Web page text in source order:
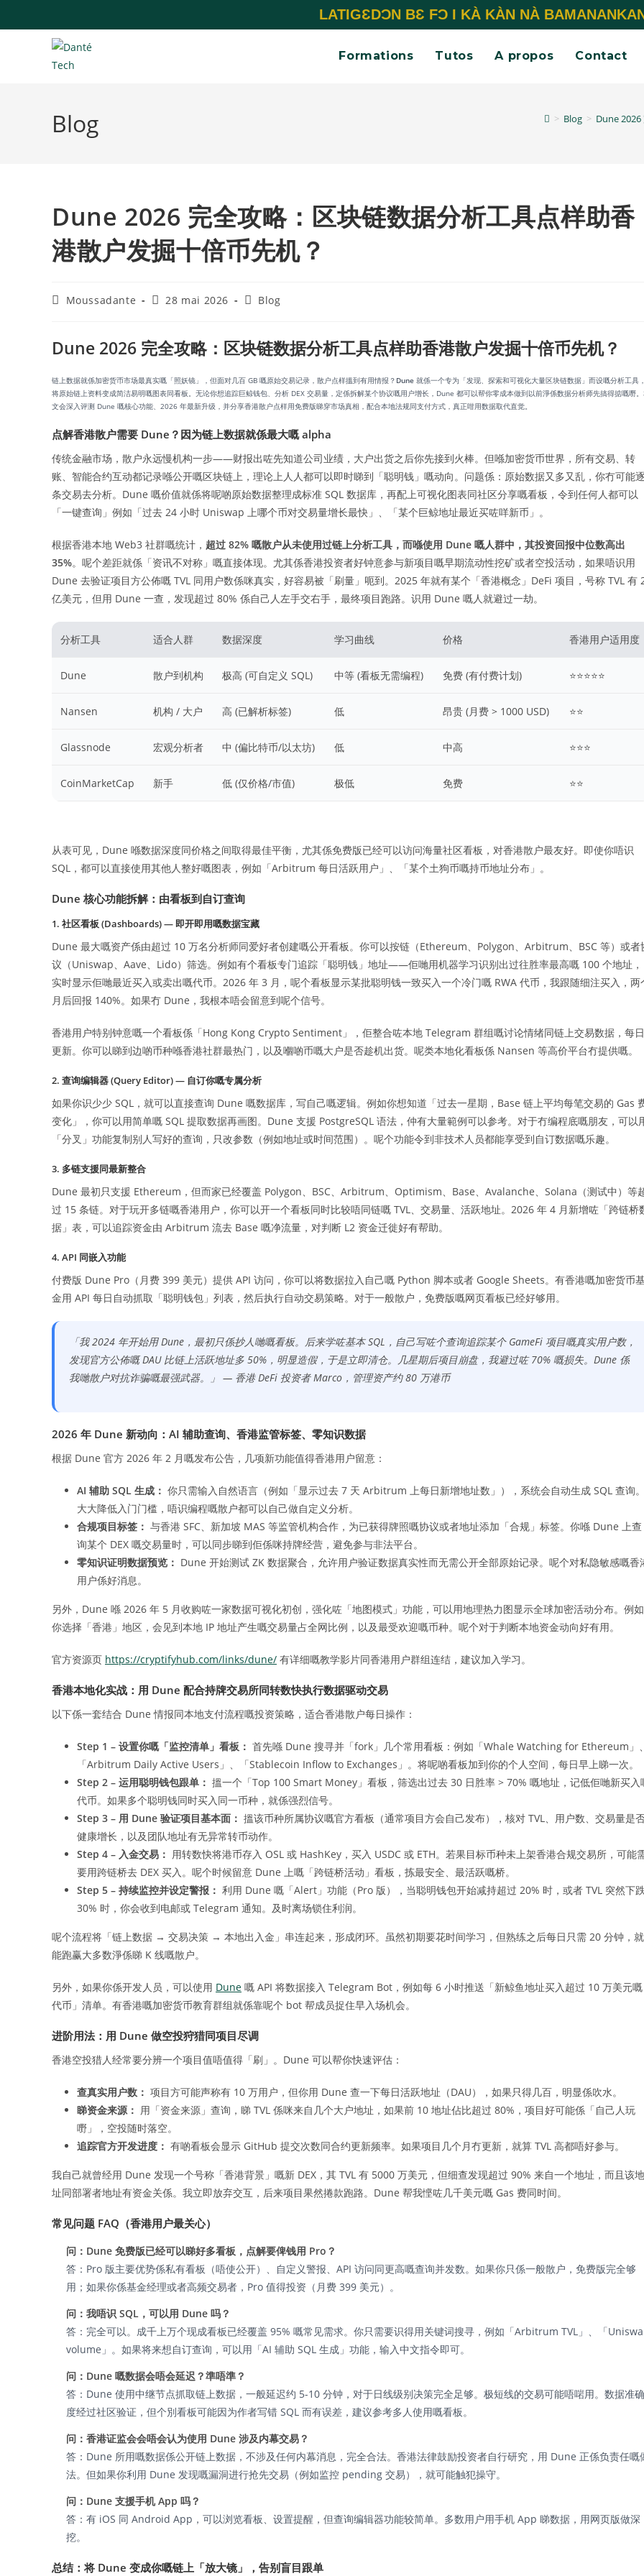
LATIGƐDƆN BƐ FƆ I KÀ KÀN NÀ
Formations Tutos A propos Contact
Blog > Blog > Dune
Dune 2026 完全攻略：区块链数据分析工具点样助香
港散户发掘十倍币先机？
Moussadante 28 mai 2026 Blog
Dune 2026 完全攻略：区块链数据分析工具点样助香港散户发掘十倍币先机？
链上数据就係加密货币市场最真实嘅「照妖镜」，但面对几百 GB 嘅原始交易记录，散户点样搵到有用情报？ Dune 就係一个专为「发现、探索和可视化大量区块链数据」而设嘅分析工具
将原始链上资料变成简洁易明嘅图表同看板。无论你想追踪巨鲸钱包、分析 DEX 交易量，定係拆解某个协议嘅用户增长，Dune 都可以帮你零成本做到以前淨係数据分析师先搞得掂嘅嘢
文会深入评测 Dune 嘅核心功能、2026 年最新升级，并分享香港散户点样用免费版睇穿市场真相，配合本地法规同支付方式，真正咁用数据取代直觉。
点解香港散户需要 Dune？因为链上数据就係最大嘅 alpha
传统金融市场，散户永远慢机构一步——财报出咗先知道公司业绩，大户出货之后你先接到火棒。但喺加密货币世界，所有交易、转
账、智能合约互动都记录喺公开嘅区块链上，理论上人人都可以即时睇到「聪明钱」嘅动向。问题係：原始数据又多又乱，你冇可能
条交易去分析。Dune 嘅价值就係将呢啲原始数据整理成标准 SQL 数据库，再配上可视化图表同社区分享嘅看板，令到任何人都可以
「一键查询」例如「过去 24 小时 Uniswap 上哪个币对交易量增长最快」、「某个巨鲸地址最近买咗咩新币」。
根据香港本地 Web3 社群嘅统计， 超过 82% 嘅散户从未使用过链上分析工具，而喺使用 Dune 嘅人群中，其投资回报中位数高出
35%。呢个差距就係「资讯不对称」嘅直接体现。尤其係香港投资者好钟意参与新项目嘅早期流动性挖矿或者空投活动，如果唔识用
Dune 去验证项目方公佈嘅 TVL 同用户数係咪真实，好容易被「刷量」呃到。2025 年就有某个「香港概念」DeFi 项目，号称 TVL 有
亿美元，但用 Dune 一查，发现超过 80% 係自己人左手交右手，最终项目跑路。识用 Dune 嘅人就避过一劫。
分析工具 适合人群 数据深度 学习曲线 价格 香港用户适用度
Dune 散户到机构 极高 (可自定义 SQL) 中等 (看板无需编程) 免费 (有付费计划) ⭐⭐⭐⭐⭐
Nansen 机构 / 大户 高 (已解析标签) 低 昂贵 (月费 > 1000 USD) ⭐⭐
Glassnode 宏观分析者 中 (偏比特币/以太坊) 低 中高 ⭐⭐⭐
CoinMarketCap 新手 低 (仅价格/市值) 极低 免费 ⭐⭐
从表可见，Dune 喺数据深度同价格之间取得最佳平衡，尤其係免费版已经可以访问海量社区看板，对香港散户最友好。即使你唔识
SQL，都可以直接使用其他人整好嘅图表，例如「Arbitrum 每日活跃用户」、「某个土狗币嘅持币地址分布」。
Dune 核心功能拆解：由看板到自订查询
1. 社区看板 (Dashboards) — 即开即用嘅数据宝藏
Dune 最大嘅资产係由超过 10 万名分析师同爱好者创建嘅公开看板。你可以按链（Ethereum、Polygon、Arbitrum、BSC 等）或者
议（Uniswap、Aave、Lido）筛选。例如有个看板专门追踪「聪明钱」地址——佢哋用机器学习识别出过往胜率最高嘅 100 个地址，
实时显示佢哋最近买入或卖出嘅代币。2026 年 3 月，呢个看板显示某批聪明钱一致买入一个冷门嘅 RWA 代币，我跟随细注买入，两
月后回报 140%。如果冇 Dune，我根本唔会留意到呢个信号。
香港用户特别钟意嘅一个看板係「Hong Kong Crypto Sentiment」，佢整合咗本地 Telegram 群组嘅讨论情绪同链上交易数据，每日
更新。你可以睇到边啲币种喺香港社群最热门，以及嗰啲币嘅大户是否趁机出货。呢类本地化看板係 Nansen 等高价平台冇提供嘅。
2. 查询编辑器 (Query Editor) — 自订你嘅专属分析
如果你识少少 SQL，就可以直接查询 Dune 嘅数据库，写自己嘅逻辑。例如你想知道「过去一星期，Base 链上平均每笔交易的 Gas
变化」，你可以用简单嘅 SQL 提取数据再画图。Dune 支援 PostgreSQL 语法，仲有大量範例可以参考。对于冇编程底嘅朋友，可以
「分叉」功能复制别人写好的查询，只改参数（例如地址或时间范围）。呢个功能令到非技术人员都能享受到自订数据嘅乐趣。
3. 多链支援同最新整合
Dune 最初只支援 Ethereum，但而家已经覆盖 Polygon、BSC、Arbitrum、Optimism、Base、Avalanche、Solana（测试中）等
过 15 条链。对于玩开多链嘅香港用户，你可以开一个看板同时比较唔同链嘅 TVL、交易量、活跃地址。2026 年 4 月新增咗「跨链桥
据」表，可以追踪资金由 Arbitrum 流去 Base 嘅净流量，对判断 L2 资金迁徙好有帮助。
4. API 同嵌入功能
付费版 Dune Pro（月费 399 美元）提供 API 访问，你可以将数据拉入自己嘅 Python 脚本或者 Google Sheets。有香港嘅加密货币
金用 API 每日自动抓取「聪明钱包」列表，然后执行自动交易策略。对于一般散户，免费版嘅网页看板已经好够用。
「我 2024 年开始用 Dune，最初只係抄人哋嘅看板。后来学咗基本 SQL，自己写咗个查询追踪某个 GameFi 项目嘅真实用户数，
发现官方公佈嘅 DAU 比链上活跃地址多 50%，明显造假，于是立即清仓。几星期后项目崩盘，我避过咗 70% 嘅损失。Dune 係
我哋散户对抗诈骗嘅最强武器。」 — 香港 DeFi 投资者 Marco，管理资产约 80 万港币
2026 年 Dune 新动向：AI 辅助查询、香港监管标签、零知识数据
根据 Dune 官方 2026 年 2 月嘅发布公告，几项新功能值得香港用户留意：
AI 辅助 SQL 生成： 你只需输入自然语言（例如「显示过去 7 天 Arbitrum 上每日新增地址数」），系统会自动生成 SQL 查询
大大降低入门门槛，唔识编程嘅散户都可以自己做自定义分析。
合规项目标签： 与香港 SFC、新加坡 MAS 等监管机构合作，为已获得牌照嘅协议或者地址添加「合规」标签。你喺 Dune 上查
询某个 DEX 嘅交易量时，可以同步睇到佢係咪持牌经营，避免参与非法平台。
零知识证明数据预览： Dune 开始测试 ZK 数据聚合，允许用户验证数据真实性而无需公开全部原始记录。呢个对私隐敏感嘅香
用户係好消息。
另外，Dune 喺 2026 年 5 月收购咗一家数据可视化初创，强化咗「地图模式」功能，可以用地理热力图显示全球加密活动分布。例如
你选择「香港」地区，会见到本地 IP 地址产生嘅交易量占全网比例，以及最受欢迎嘅币种。呢个对于判断本地资金动向好有用。
官方资源页 https://cryptifyhub.com/links/dune/ 有详细嘅教学影片同香港用户群组连结，建议加入学习。
香港本地化实战：用 Dune 配合持牌交易所同转数快执行数据驱动交易
以下係一套结合 Dune 情报同本地支付流程嘅投资策略，适合香港散户每日操作：
Step 1 – 设置你嘅「监控清单」看板： 首先喺 Dune 搜寻并「fork」几个常用看板：例如「Whale Watching for Ethereum」
「Arbitrum Daily Active Users」、「Stablecoin Inflow to Exchanges」。将呢啲看板加到你的个人空间，每日早上睇一次。
Step 2 – 运用聪明钱包跟单： 搵一个「Top 100 Smart Money」看板，筛选出过去 30 日胜率 > 70% 嘅地址，记低佢哋新买入
代币。如果多个聪明钱同时买入同一币种，就係强烈信号。
Step 3 – 用 Dune 验证项目基本面： 搵该币种所属协议嘅官方看板（通常项目方会自己发布），核对 TVL、用户数、交易量是
健康增长，以及团队地址有无异常转币动作。
Step 4 – 入金交易： 用转数快将港币存入 OSL 或 HashKey，买入 USDC 或 ETH。若果目标币种未上架香港合规交易所，可能
要用跨链桥去 DEX 买入。呢个时候留意 Dune 上嘅「跨链桥活动」看板，拣最安全、最活跃嘅桥。
Step 5 – 持续监控并设定警报： 利用 Dune 嘅「Alert」功能（Pro 版），当聪明钱包开始减持超过 20% 时，或者 TVL 突然下
30% 时，你会收到电邮或 Telegram 通知。及时离场锁住利润。
呢个流程将「链上数据 → 交易决策 → 本地出入金」串连起来，形成闭环。虽然初期要花时间学习，但熟练之后每日只需 20 分钟，就
能跑赢大多数淨係睇 K 线嘅散户。
另外，如果你係开发人员，可以使用 Dune 嘅 API 将数据接入 Telegram Bot，例如每 6 小时推送「新鲸鱼地址买入超过 10 万美元嘅
代币」清单。有香港嘅加密货币教育群组就係靠呢个 bot 帮成员捉住早入场机会。
进阶用法：用 Dune 做空投狩猎同项目尽调
香港空投猎人经常要分辨一个项目值唔值得「刷」。Dune 可以帮你快速评估：
查真实用户数： 项目方可能声称有 10 万用户，但你用 Dune 查一下每日活跃地址（DAU），如果只得几百，明显係吹水。
睇资金来源： 用「资金来源」查询，睇 TVL 係咪来自几个大户地址，如果前 10 地址佔比超过 80%，项目好可能係「自己人玩
嘢」，空投随时落空。
追踪官方开发进度： 有啲看板会显示 GitHub 提交次数同合约更新频率。如果项目几个月冇更新，就算 TVL 高都唔好参与。
我自己就曾经用 Dune 发现一个号称「香港背景」嘅新 DEX，其 TVL 有 5000 万美元，但细查发现超过 90% 来自一个地址，而且该地
址同部署者地址有资金关係。我立即放弃交互，后来项目果然捲款跑路。Dune 帮我悭咗几千美元嘅 Gas 费同时间。
常见问题 FAQ（香港用户最关心）
问：Dune 免费版已经可以睇好多看板，点解要俾钱用 Pro？
答：Pro 版主要优势係私有看板（唔使公开）、自定义警报、API 访问同更高嘅查询并发数。如果你只係一般散户，免费版完全够
用；如果你係基金经理或者高频交易者，Pro 值得投资（月费 399 美元）。
问：我唔识 SQL，可以用 Dune 吗？
答：完全可以。成千上万个现成看板已经覆盖 95% 嘅常见需求。你只需要识得用关键词搜寻，例如「Arbitrum TVL」、「
volume」。如果将来想自订查询，可以用「AI 辅助 SQL 生成」功能，输入中文指令即可。
问：Dune 嘅数据会唔会延迟？準唔準？
答：Dune 使用中继节点抓取链上数据，一般延迟约 5-10 分钟，对于日线级别决策完全足够。极短线的交易可能唔啱用。数据准确
度经过社区验证，但个別看板可能因为作者写错 SQL 而有误差，建议参考多人使用嘅看板。
问：香港证监会会唔会认为使用 Dune 涉及内幕交易？
答：Dune 所用嘅数据係公开链上数据，不涉及任何内幕消息，完全合法。香港法律鼓励投资者自行研究，用 Dune 正係负责任嘅
法。但如果你利用 Dune 发现嘅漏洞进行抢先交易（例如监控 pending 交易），就可能触犯操守。
问：Dune 支援手机 App 吗？
答：有 iOS 同 Android App，可以浏览看板、设置提醒，但查询编辑器功能较简单。多数用户用手机 App 睇数据，用网页版做深
挖。
总结：将 Dune 变成你嘅链上「放大镜」，告别盲目跟单